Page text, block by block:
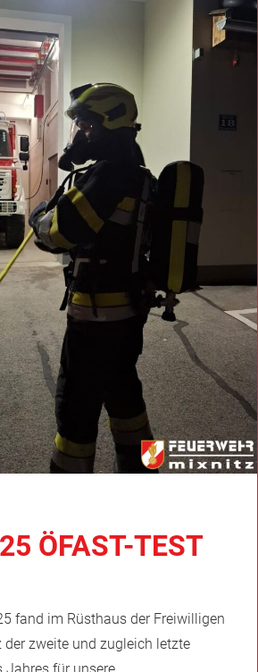
ÖFAST-TEST
fand im Rüsthaus der Freiwilligen
der zweite und zugleich letzte